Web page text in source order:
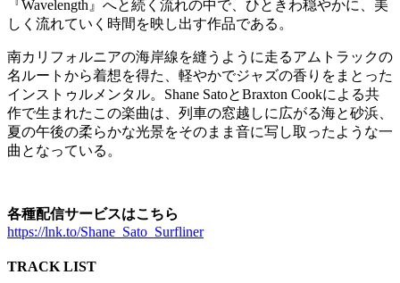
『Wavelength』へと続く流れの中で、ひときわ穏やかに、美
しく流れていく時間を映し出す作品である。
南カリフォルニアの海岸線を縫うように走るアムトラックの
名ルートから着想を得た、軽やかでジャズの香りをまとった
インストゥルメンタル。Shane SatoとBraxton Cookによる共
作で生まれたこの楽曲は、列車の窓越しに広がる海と砂浜、
夏の午後の柔らかな光景をそのまま音に写し取ったような一
曲となっている。
各種配信サービスはこちら
https://lnk.to/Shane_Sato_Surfliner
TRACK LIST